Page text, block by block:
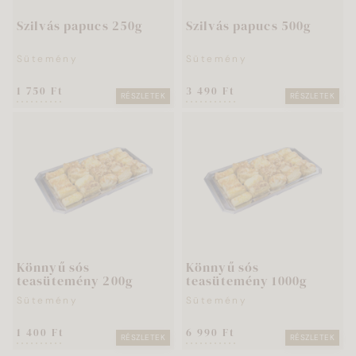
Szilvás papucs 250g
Sütemény
1 750 Ft RÉSZLETEK
Szilvás papucs 500g
Sütemény
3 490 Ft RÉSZLETEK
Könnyű sós
teasütemény 200g
Sütemény
1 400 Ft RÉSZLETEK
Könnyű sós
teasütemény 1000g
Sütemény
6 990 Ft RÉSZLETEK